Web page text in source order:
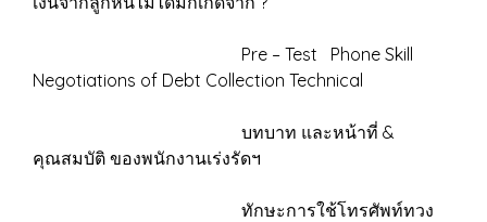
Pre – Test Phone Skill
Negotiations of Debt Collection Technical
บทบาท และหน้าที่ &
คุณสมบัติ ของพนักงานเร่งรัดฯ
ทักษะการใช้โทรศัพท์ทวง